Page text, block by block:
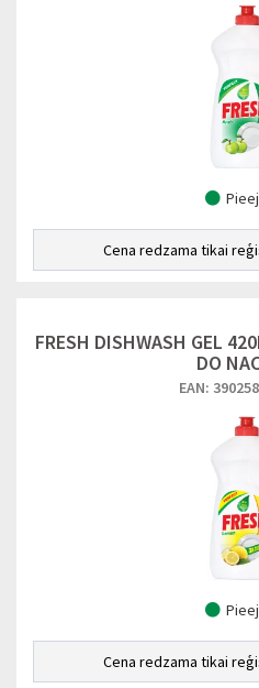
Cena redzama tikai
FRESH DISHWASH GEL
DO
EAN:
Cena redzama tikai